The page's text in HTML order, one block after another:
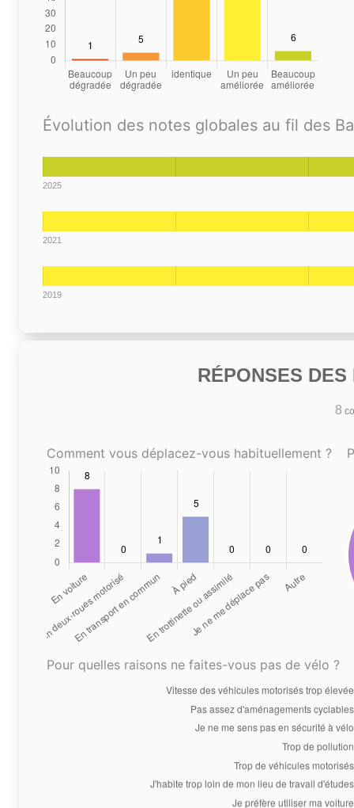
Évolution des notes globales au fil des
2025
2021
2019
RÉPONSES
8
Comment vous déplacez-vous habituellement ?
Pour quelles raisons ne faites-vous pas de vélo ?